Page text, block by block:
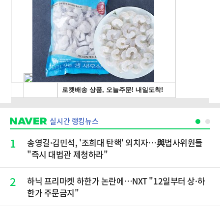
실시간 랭킹뉴스
1
송영길·김민석, '조희대 탄핵' 외치자…與법사위원들
"즉시 대법관 제청하라"
2
하닉 프리마켓 하한가 논란에…NXT "12일부터 상·하
한가 주문금지"